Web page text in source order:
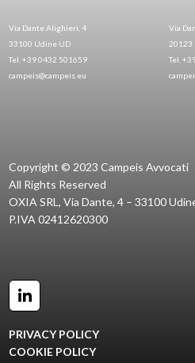
Via Dante Alighieri, 4
33100 Udine UD
Tel. +39 0432 501659
campeis@campeis.eu
Via
20123
Tel.
Copyright © 2023 Campeis Avvocati
All Rights Reserved
OXIA SRL, Via Dante, 4 – 33100
P.IVA 02412620300
LinkedIn
PRIVACY POLICY
COOKIE POLICY